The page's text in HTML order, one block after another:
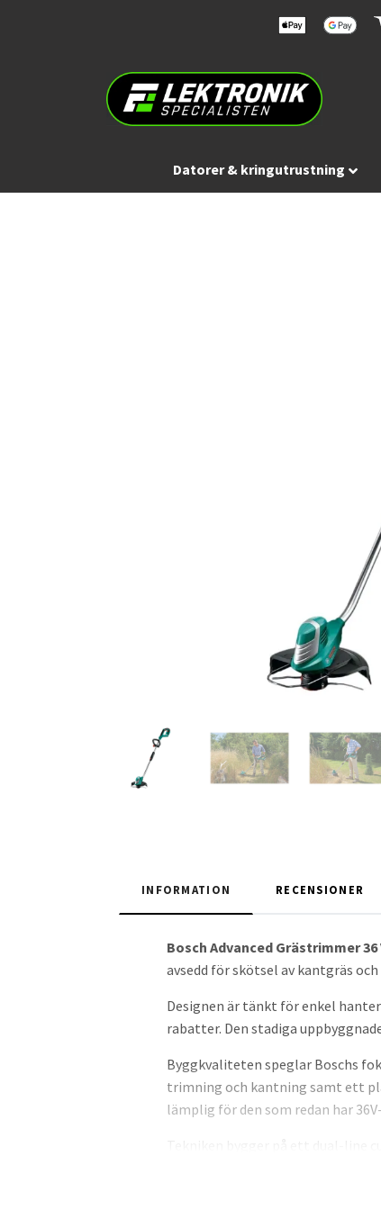
Datorer & kringutrustning
INFORMATION RECENSIONER
Bosch Advanced Grästrimmer
avsedd för skötsel av kantgräs
Designen är tänkt för enkel
rabatter. Den stadiga
Byggkvaliteten speglar Boschs
trimning och kantning samt ett
lämplig för den som redan har
använder en trådtjocklek på 1,6